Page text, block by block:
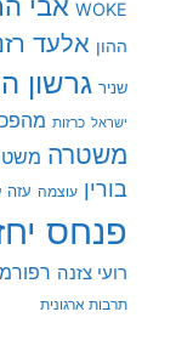
WOKE
ההון אלעד
שניר גרשון
ישראל כרזות
משטרה
בורין עוצמה עזה
פנחס
רועי צזנה
תרבות ארגונית